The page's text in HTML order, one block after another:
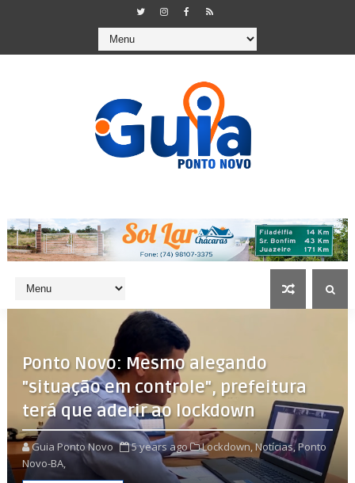
Ponto Novo: Mesmo alegando
"situação em controle", prefeitura
terá que aderir ao lockdown
Guia Ponto Novo 5 years ago Lockdown,Notícias,Ponto
Novo-BA,